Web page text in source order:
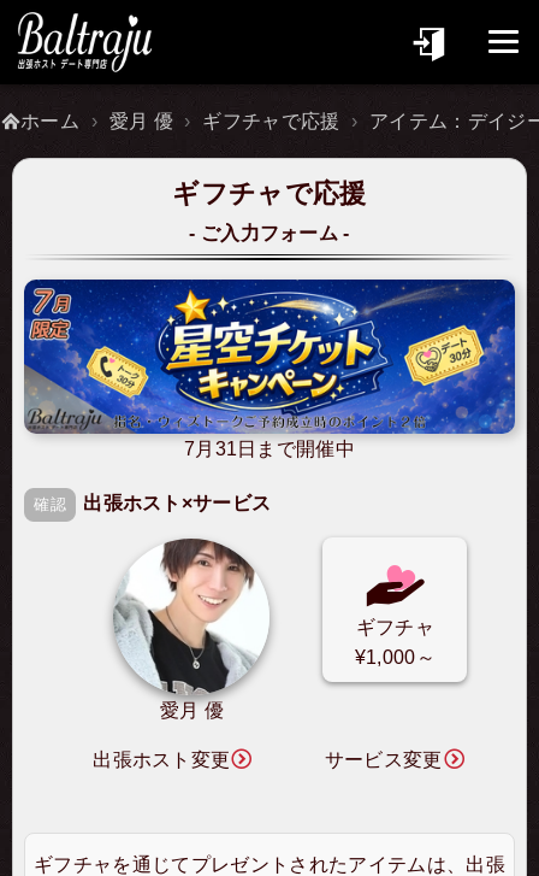
ホーム 愛月 優 ギフチャで応援 アイテム：デイジ
ギフチャで応援
ご入力フォーム
7月31日まで開催中
確認 出張ホスト×サービス
愛月 優
ギフチャ
¥1,000～
出張ホスト変更 サービス変更
ギフチャを通じてプレゼントされたアイテムは、出張